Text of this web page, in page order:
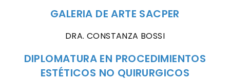
GALERIA DE ARTE SACPER
DRA. CONSTANZA BOSSI
DIPLOMATURA EN PROCEDIMIENTOS
ESTÉTICOS NO QUIRURGICOS